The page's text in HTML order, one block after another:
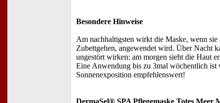
Besondere Hinweise
Am nachhaltigsten wirkt die Maske, wenn sie
Zubettgehen, angewendet wird. Über Nacht
ungestört wirken: am morgen sieht die Haut
Eine Anwendung bis zu 3mal wöchentlich ist
Sonnenexposition empfehlenswert!